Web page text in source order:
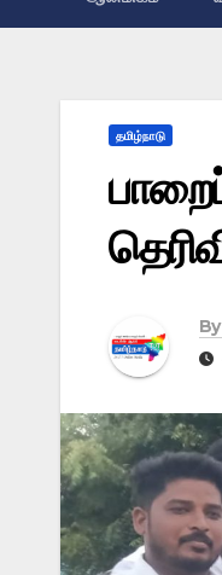
தமிழ்நாடு
By